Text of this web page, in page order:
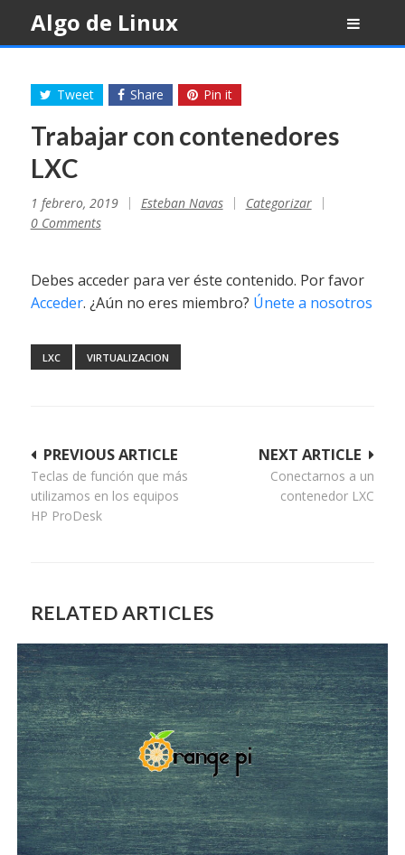
content
Algo de Linux
Tweet Share Pin it
Trabajar con contenedores
LXC
1 febrero, 2019 Esteban Navas
Categorizar
0 Comments
Debes acceder para ver éste contenido. Por favor
Acceder. ¿Aún no eres miembro? Únete a nosotros
LXC VIRTUALIZACION
Navegación
de
entradas
NEXT ARTICLE
Conectarnos a un
contenedor LXC
PREVIOUS ARTICLE
Teclas de función que más
utilizamos en los equipos
HP ProDesk
RELATED ARTICLES